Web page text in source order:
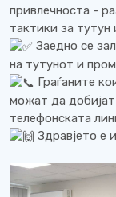
привлечноста -
тактики за тутун
Заедно се
на тутунот и
Граѓаните
можат да
телефонската
Здравјето е